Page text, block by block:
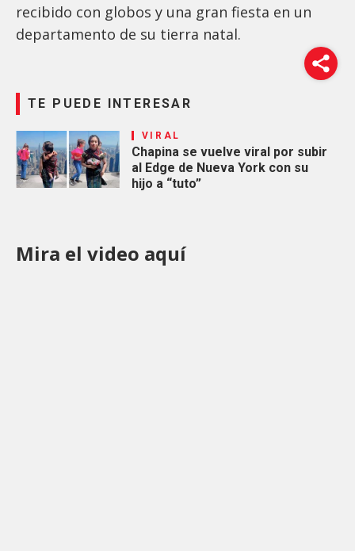
recibido con globos y una gran fiesta en un
departamento de su tierra natal.
TE PUEDE INTERESAR
VIRAL
Chapina se vuelve viral por subir
al Edge de Nueva York con su
hijo a “tuto”
Mira el video aquí